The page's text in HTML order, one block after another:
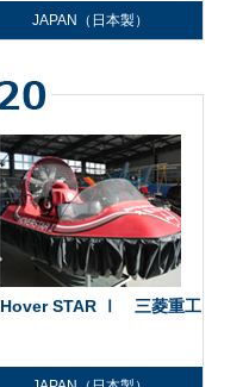
JAPAN（日本製）
Hover STAR Ⅰ 三菱重工